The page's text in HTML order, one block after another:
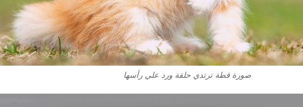
صورة قطة ترتدي حلقة ورد علي رأسها